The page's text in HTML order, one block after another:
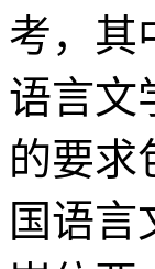
考，其
语言文
的要求
国语言